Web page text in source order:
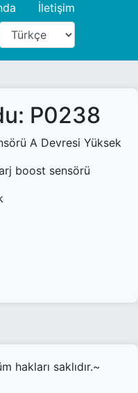
İletişim
P0238
A Devresi Yüksek
boost sensörü
hakları saklıdır.~